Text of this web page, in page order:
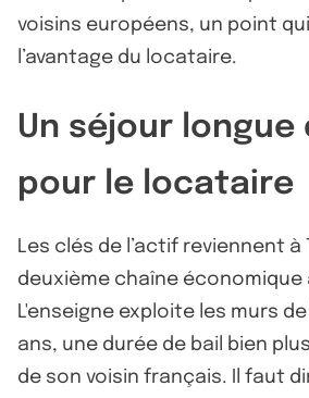
voisins européens, un point
l’avantage du locataire.
Un séjour longue
pour le locataire
Les clés de l’actif reviennent à
deuxième chaîne économique
L'enseigne exploite les murs
ans, une durée de bail bien
de son voisin français. Il faut